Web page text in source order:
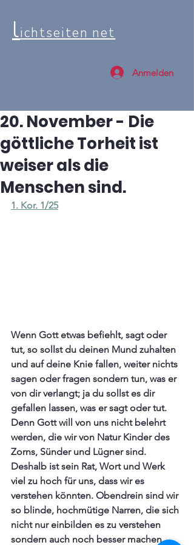
lichtseiten net
Anmelden
20. November - Die
göttliche Torheit ist
weiser als die
Menschen sind.
1. Kor. 1/25
Wenn Gott etwas befiehlt, sagt oder
tut, so sollst du deinen Mund zuhalten
und auf deine Knie fallen, weiter nichts
sagen oder fragen sondern tun, was er
von dir verlangt; ja du sollst es dir
gefallen lassen, was er sagt oder tut.
Denn Gott will von uns nicht belehrt
werden, die wir von Natur Kinder des
Zorns, Sünder und Lügner sind.
Deshalb ist sein Rat, Wort und Werk
viel zu hoch für uns, dass wir es
verstehen könnten. Obendrein sind wir
so blinde, hochmütige Narren, die sich
nicht nur einbilden es zu verstehen
sondern auch noch besser machen